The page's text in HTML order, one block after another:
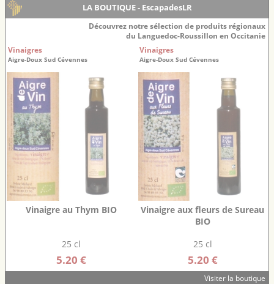
LA BOUTIQUE - EscapadesLR
Découvrez notre sélection de produits régionaux
du Languedoc-Roussillon en Occitanie
Vinaigres
Aigre-Doux Sud Cévennes
Vinaigre au Thym BIO
25 cl
5.20 €
Vinaigres
Aigre-Doux Sud Cévennes
Vinaigre aux fleurs de Sureau
BIO
25 cl
5.20 €
Visiter la boutique